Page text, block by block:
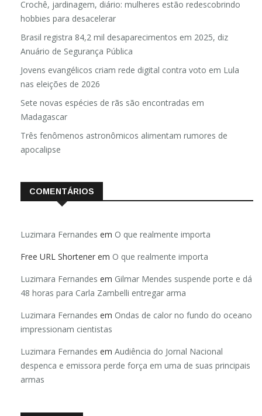
Crochê, jardinagem, diário: mulheres estão redescobrindo
hobbies para desacelerar
Brasil registra 84,2 mil desaparecimentos em 2025, diz
Anuário de Segurança Pública
Jovens evangélicos criam rede digital contra voto em Lula
nas eleições de 2026
Sete novas espécies de rãs são encontradas em
Madagascar
Três fenômenos astronômicos alimentam rumores de
apocalipse
COMENTÁRIOS
Luzimara Fernandes em O que realmente importa
Free URL Shortener em O que realmente importa
Luzimara Fernandes em Gilmar Mendes suspende porte e dá
48 horas para Carla Zambelli entregar arma
Luzimara Fernandes em Ondas de calor no fundo do oceano
impressionam cientistas
Luzimara Fernandes em Audiência do Jornal Nacional
despenca e emissora perde força em uma de suas principais
armas